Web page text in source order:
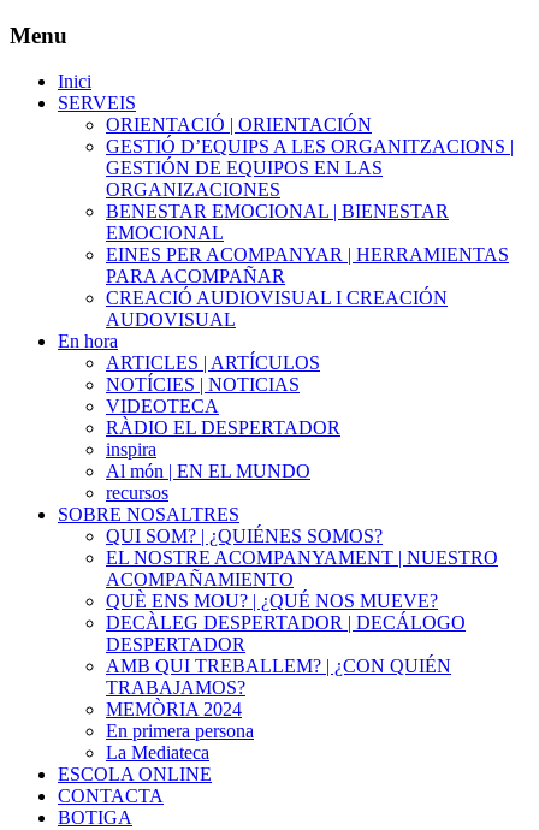
Menu
Inici
SERVEIS
ORIENTACIÓ | ORIENTACIÓN
GESTIÓ D’EQUIPS A LES ORGANITZACIONS |
GESTIÓN DE EQUIPOS EN LAS
ORGANIZACIONES
BENESTAR EMOCIONAL | BIENESTAR
EMOCIONAL
EINES PER ACOMPANYAR | HERRAMIENTAS
PARA ACOMPAÑAR
CREACIÓ AUDIOVISUAL I CREACIÓN
AUDOVISUAL
En hora
ARTICLES | ARTÍCULOS
NOTÍCIES | NOTICIAS
VIDEOTECA
RÀDIO EL DESPERTADOR
inspira
Al món | EN EL MUNDO
recursos
SOBRE NOSALTRES
QUI SOM? | ¿QUIÉNES SOMOS?
EL NOSTRE ACOMPANYAMENT | NUESTRO
ACOMPAÑAMIENTO
QUÈ ENS MOU? | ¿QUÉ NOS MUEVE?
DECÀLEG DESPERTADOR | DECÁLOGO
DESPERTADOR
AMB QUI TREBALLEM? | ¿CON QUIÉN
TRABAJAMOS?
MEMÒRIA 2024
En primera persona
La Mediateca
ESCOLA ONLINE
CONTACTA
BOTIGA